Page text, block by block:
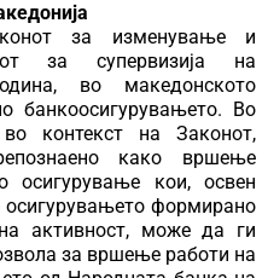
за изменување и
за супервизија на
во македонското
банкоосигурувањето. Во
контекст на Законот,
како вршење
осигурување кои, освен
формирано
активност, може да ги
за вршење работи на